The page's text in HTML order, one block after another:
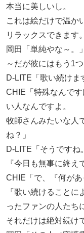
本当に美しいし。
これは絵だけで温か
リラックスできます
岡田「単純やな～。」
～だが彼にはもう1
D-LITE「歌い続けま
CHIE「特殊なんで
い人なんですよ。
牧師さんみたいな人
ね？」
D-LITE「そうですね
『今日も無事に終え
CHIE「で、『何があ
『歌い続けること
ったファンの人たち
それだけは絶対続け